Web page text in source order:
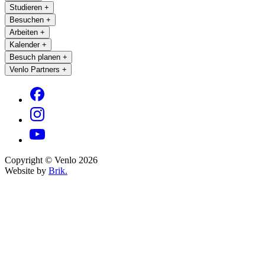
Studieren +
Besuchen +
Arbeiten +
Kalender +
Besuch planen +
Venlo Partners +
Copyright © Venlo 2026
Website by Brik.